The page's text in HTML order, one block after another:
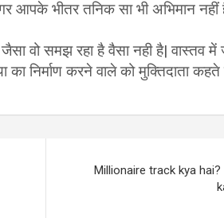
आपके भीतर तनिक सा भी अभिमान नहीं
वो समझ रहा है वैसा नही है| वास्तव
का निर्माण करने वाले को मुक्तिदाता कहते
Millionaire track kya